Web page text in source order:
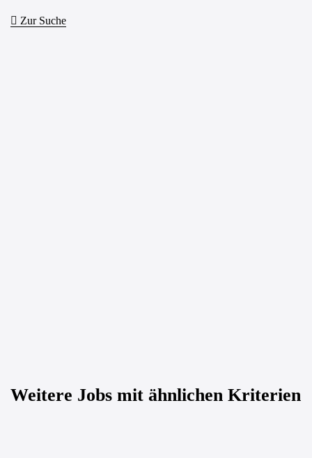
Zur Suche
Weitere Jobs mit ähnlichen Kriterien